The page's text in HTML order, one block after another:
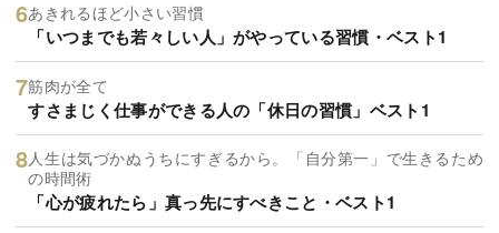
あきれるほど小さい習慣
「いつまでも若々しい人」がやっている習慣・ベスト1
筋肉が全て
すさまじく仕事ができる人の「休日の習慣」ベスト1
人生は気づかぬうちにすぎるから。「自分第一」で生きるため
の時間術
「心が疲れたら」真っ先にすべきこと・ベスト1